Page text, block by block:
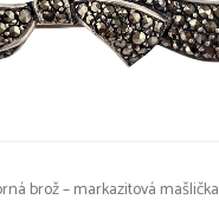
brož – markazitová mašlička